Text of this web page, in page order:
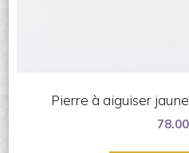
Pierre à aiguiser
78.00